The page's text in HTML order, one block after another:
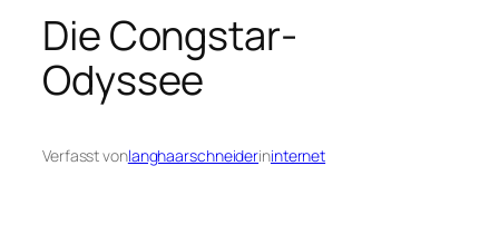
Die Congstar-
Odyssee
Verfasst vonlanghaarschneiderininternet